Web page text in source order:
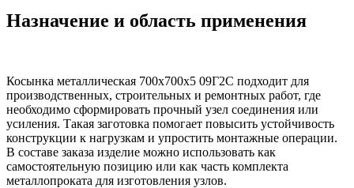
Назначение и область применения
Косынка металлическая 700х700х5 09Г2С подходит для
производственных, строительных и ремонтных работ, где
необходимо сформировать прочный узел соединения или
усиления. Такая заготовка помогает повысить устойчивость
конструкции к нагрузкам и упростить монтажные операции.
В составе заказа изделие можно использовать как
самостоятельную позицию или как часть комплекта
металлопроката для изготовления узлов.